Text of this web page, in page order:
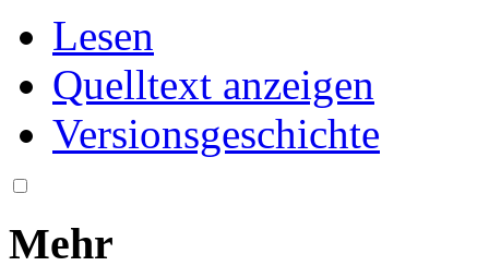
Lesen
Quelltext anzeigen
Versionsgeschichte
Mehr